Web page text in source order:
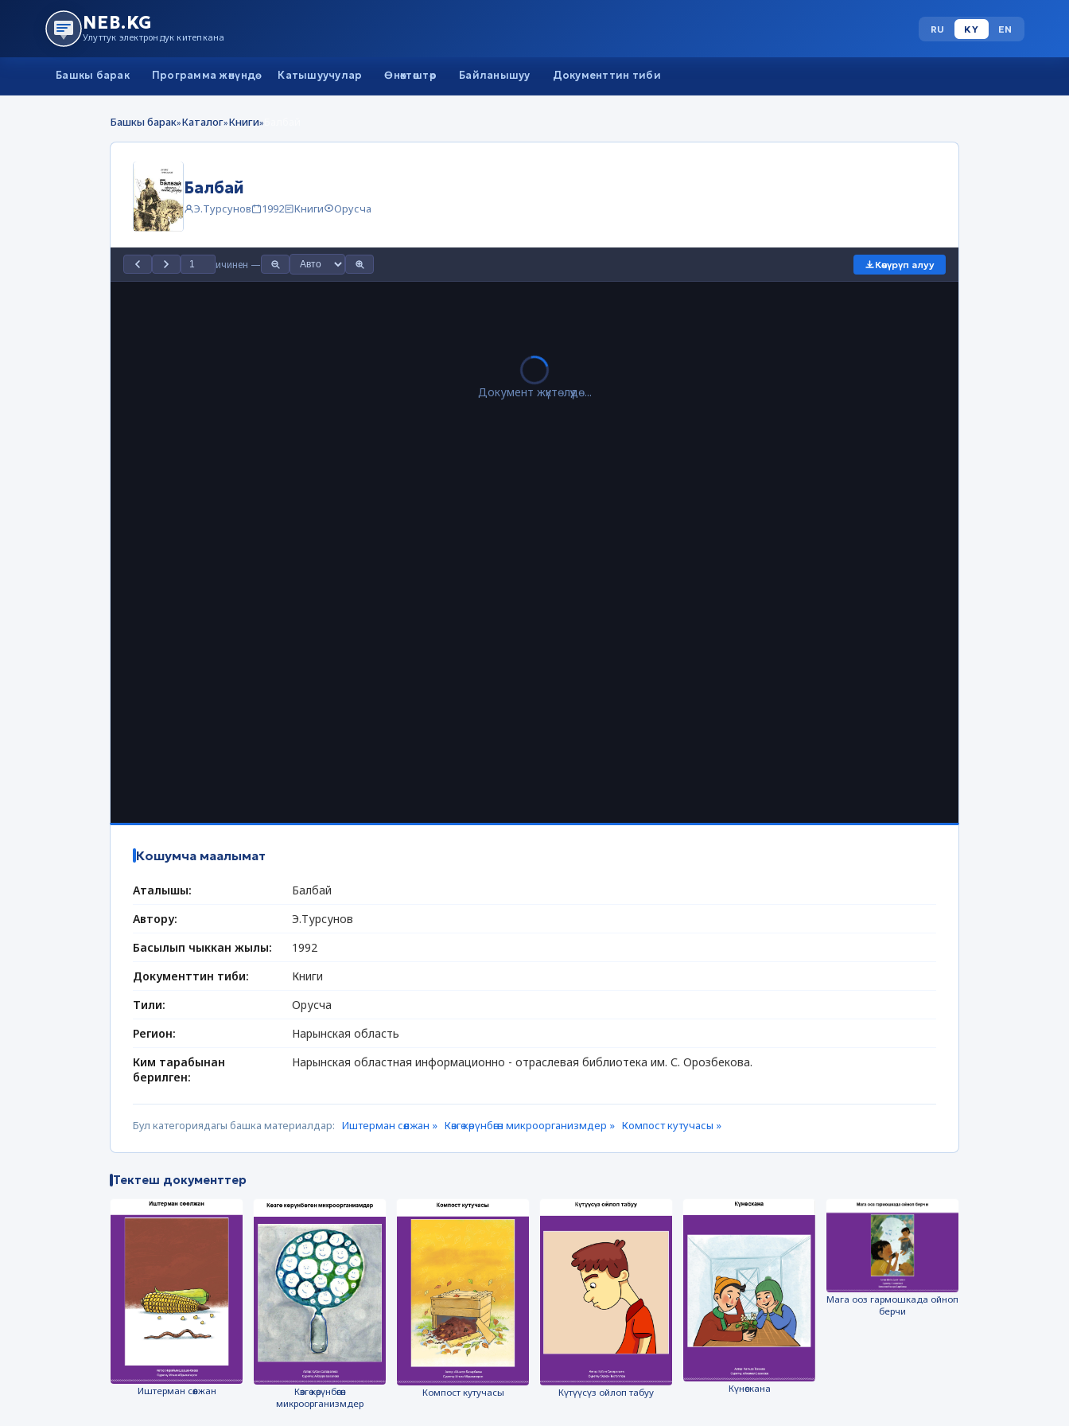
NEB.KG
Улуттук электрондук китепкана
RU KY EN
Башкы барак Программа жөнүндө Катышуучулар Өнөктөштөр Байланышуу Документтин тиби
Башкы барак»Каталог»Книги»
Балбай
Э.Турсунов 1992 Книги Орусча
ичинен — Көчүрүп алуу
Документ жүктөлүүдө...
Кошумча маалымат
Аталышы:
Балбай
Автору:
Э.Турсунов
Басылып чыккан жылы:
1992
Документтин тиби:
Книги
Тили:
Орусча
Регион:
Нарынская область
Ким тарабынан
берилген:
Нарынская областная информационно - отраслевая библиотека им. С. Орозбекова.
Бул категориядагы башка материалдар: Иштерман сөөлжан » Көзгө көрүнбөгөн микроорганизмдер » Компост кутучасы »
Тектеш документтер
Иштерман сөөлжан
Көзгө көрүнбөгөн
микроорганизмдер
Компост кутучасы Күтүүсүз ойлоп табуу Күнөскана
Мага ооз гармошкада ойноп
берчи